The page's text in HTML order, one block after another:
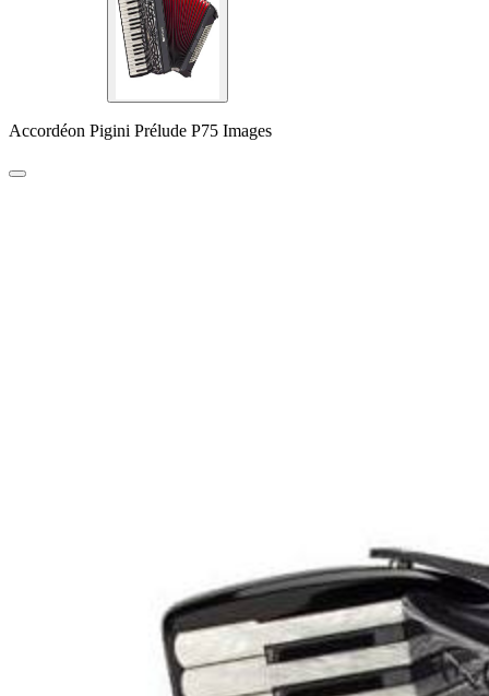
Accordéon Pigini Prélude P75 Images